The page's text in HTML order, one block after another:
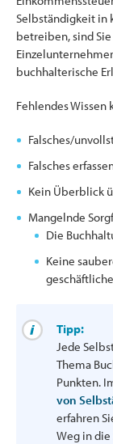
Selbständigkeit in
betreiben, sind
buchhalterische
Fehlendes Wissen
Falsches/
Falsches
Kein Überblick
Mangelnde
Die
Keine
Tipp:
Jede
Thema
Punkten.
von
erfahren
Weg in